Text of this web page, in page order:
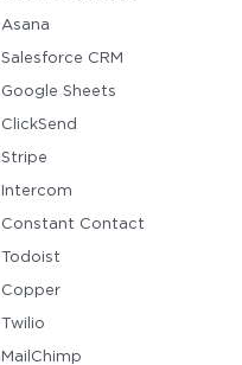
Asana
Salesforce CRM
Google Sheets
ClickSend
Stripe
Intercom
Constant Contact
Todoist
Copper
Twilio
MailChimp